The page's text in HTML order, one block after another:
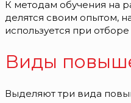
К методам обучения на
делятся своим опытом,
используется при
Виды
Выделяют три вида